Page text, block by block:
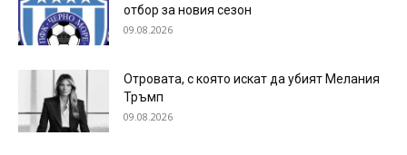
отбор за новия сезон
09.08.2026
Отровата, с която искат да убият Мелания
Тръмп
09.08.2026